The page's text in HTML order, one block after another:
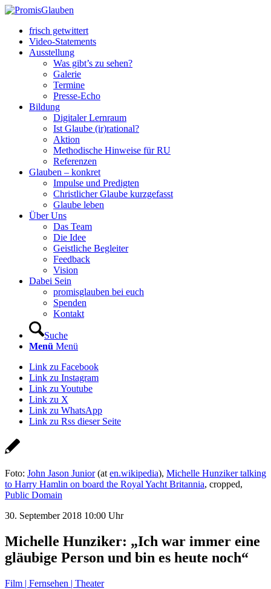
frisch getwittert
Video-Statements
Ausstellung
Was gibt’s zu sehen?
Galerie
Termine
Presse-Echo
Bildung
Digitaler Lernraum
Ist Glaube (ir)rational?
Aktion
Methodische Hinweise für RU
Referenzen
Glauben – konkret
Impulse und Predigten
Christlicher Glaube kurzgefasst
Glaube leben
Über Uns
Das Team
Die Idee
Geistliche Begleiter
Feedback
Vision
Dabei Sein
promisglauben bei euch
Spenden
Kontakt
Suche
Menü Menü
Link zu Facebook
Link zu Instagram
Link zu Youtube
Link zu X
Link zu WhatsApp
Link zu Rss dieser Seite
Foto: John Jason Junior(at en.wikipedia), Michelle Hunziker talking
to Harry Hamlin on board the Royal Yacht Britannia, cropped,
Public Domain
30. September 2018 10:00 Uhr
Michelle Hunziker: „Ich war immer eine
gläubige Person und bin es heute noch“
Film | Fernsehen | Theater